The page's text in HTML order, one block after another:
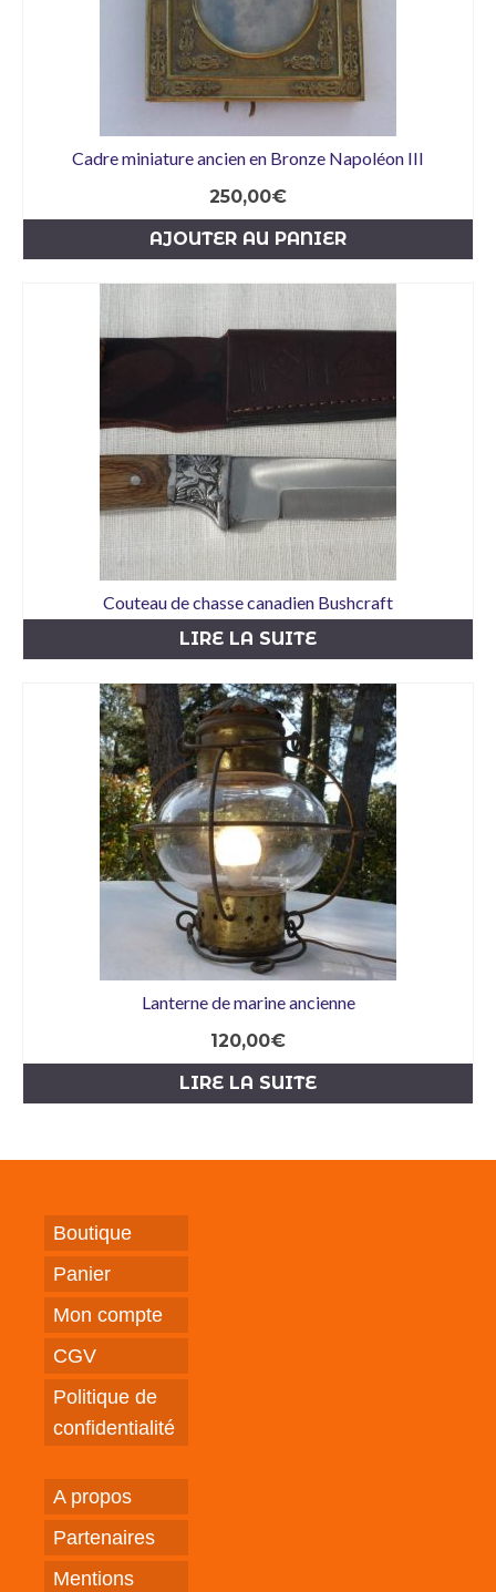
Cadre miniature ancien en Bronze Napoléon III
250,00€
AJOUTER AU PANIER
Couteau de chasse canadien Bushcraft
LIRE LA SUITE
Lanterne de marine ancienne
120,00€
LIRE LA SUITE
Boutique
Panier
Mon compte
CGV
Politique de
confidentialité
A propos
Partenaires
Mentions